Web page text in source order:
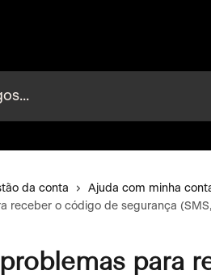
da conta
Ajuda com minha
receber o código de segurança
para